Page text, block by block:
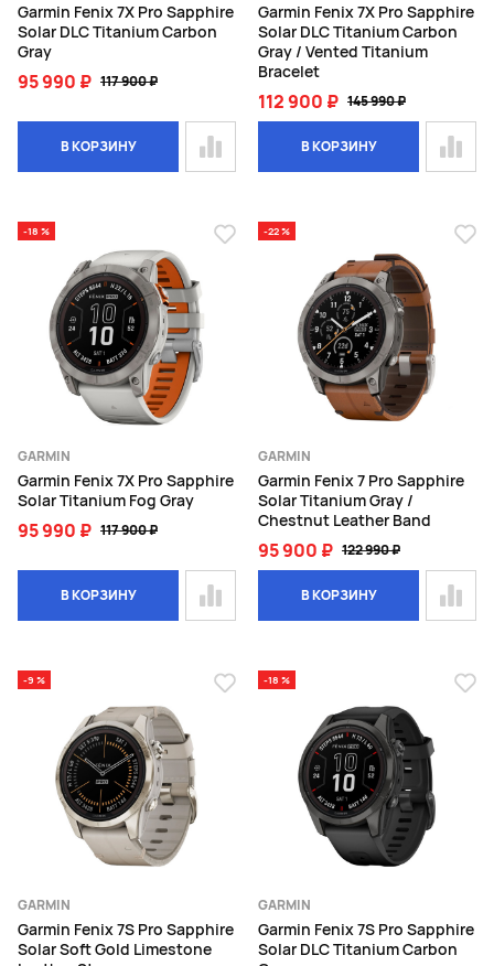
Garmin Fenix 7X Pro Sapphire
Solar DLC Titanium Carbon
Gray
95 990 ₽ 117 900 ₽
В КОРЗИНУ
Garmin Fenix 7X Pro Sapphire
Solar DLC Titanium Carbon
Gray / Vented Titanium
Bracelet
112 900 ₽ 145 990 ₽
В КОРЗИНУ
-18 %
GARMIN
Garmin Fenix 7X Pro Sapphire
Solar Titanium Fog Gray
95 990 ₽ 117 900 ₽
В КОРЗИНУ
-22 %
GARMIN
Garmin Fenix 7 Pro Sapphire
Solar Titanium Gray /
Chestnut Leather Band
95 900 ₽ 122 990 ₽
В КОРЗИНУ
-9 %
GARMIN
Garmin Fenix 7S Pro Sapphire
Solar Soft Gold Limestone
-18 %
GARMIN
Garmin Fenix 7S Pro Sapphire
Solar DLC Titanium Carbon